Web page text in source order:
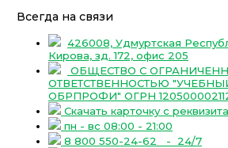
Всегда на связи
426008, Удмуртская
Кирова, зд. 172, офис 205
ОБЩЕСТВО С
ОТВЕТСТВЕННОСТЬЮ
ОБРПРОФИ" ОГРН
Скачать карточку с
пн - вс 08:00 - 21:00
8 800 550-24-62
- 24/7